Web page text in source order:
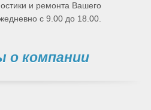
и ремонта Вашего
с 9.00 до 18.00.
компании